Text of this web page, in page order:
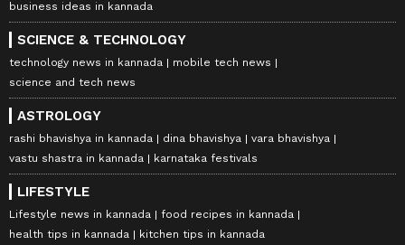
business ideas in kannada
SCIENCE & TECHNOLOGY
technology news in kannada
mobile tech news
science and tech news
ASTROLOGY
rashi bhavishya in kannada dina bhavishya
vara bhavishya
vastu shastra in kannada
karnataka festivals
LIFESTYLE
Lifestyle news in kannada
food recipes in kannada
health tips in kannada
kitchen tips in kannada